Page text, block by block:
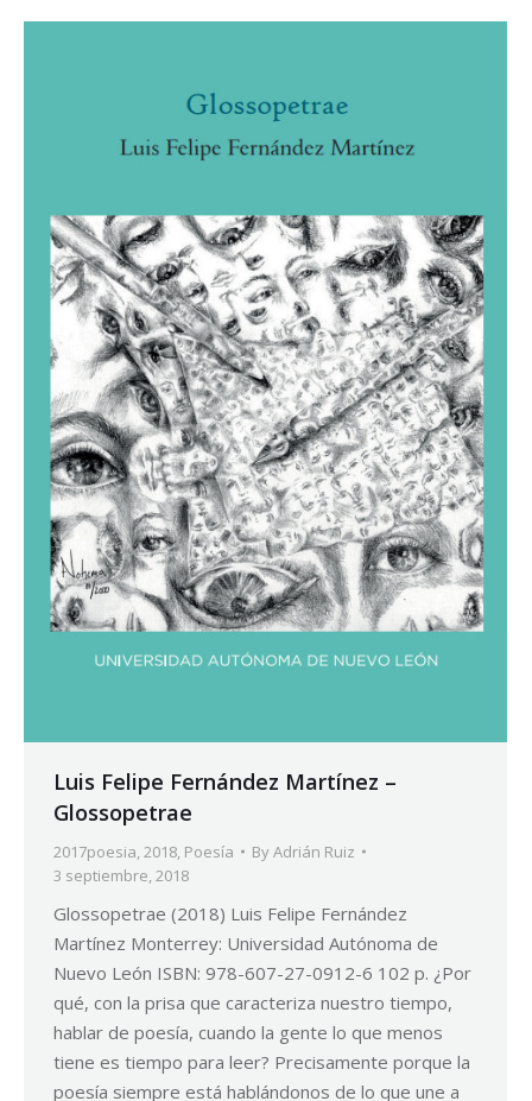
Luis Felipe Fernández Martínez –
Glossopetrae
2017poesia,2018, Poesía ByAdrián Ruiz
3 septiembre, 2018
Glossopetrae (2018) Luis Felipe Fernández
Martínez Monterrey: Universidad Autónoma de
Nuevo León ISBN: 978-607-27-0912-6 102 p. ¿Por
qué, con la prisa que caracteriza nuestro tiempo,
hablar de poesía, cuando la gente lo que menos
tiene es tiempo para leer? Precisamente porque la
poesía siempre está hablándonos de lo que une a